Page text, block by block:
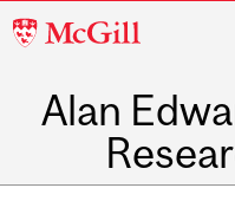
McGill
Alan